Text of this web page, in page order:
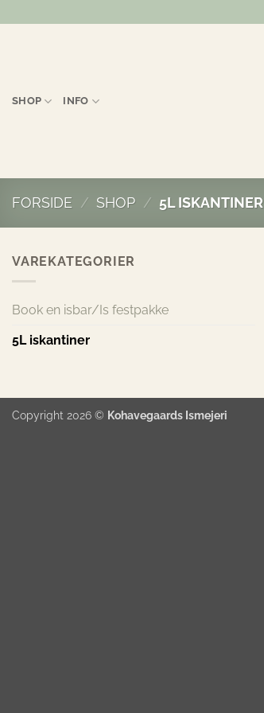
til
SHOP INFO
FORSIDE / SHOP / 5L ISKANTINER
VAREKATEGORIER
Book en isbar/Is festpakke
5L iskantiner
Copyright 2026 © Kohavegaards Ismejeri